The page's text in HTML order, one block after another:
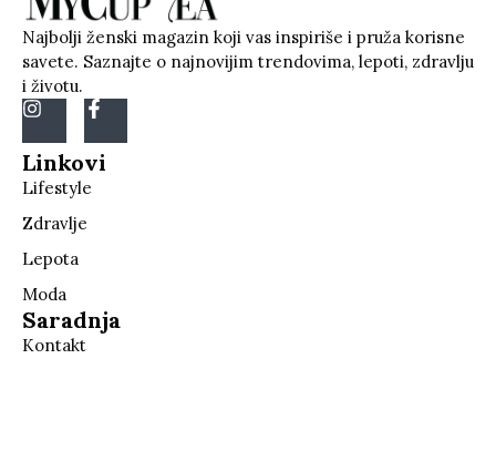
Najbolji ženski magazin koji vas inspiriše i pruža korisne
savete. Saznajte o najnovijim trendovima, lepoti, zdravlju
i životu.
Linkovi
Lifestyle
Zdravlje
Lepota
Moda
Saradnja
Kontakt